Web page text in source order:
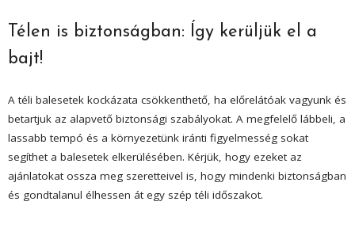
Télen is biztonságban: Így kerüljük el a
bajt!
A téli balesetek kockázata csökkenthető, ha előrelátóak vagyunk és
betartjuk az alapvető biztonsági szabályokat. A megfelelő lábbeli, a
lassabb tempó és a környezetünk iránti figyelmesség sokat
segíthet a balesetek elkerülésében. Kérjük, hogy ezeket az
ajánlatokat ossza meg szeretteivel is, hogy mindenki biztonságban
és gondtalanul élhessen át egy szép téli időszakot.